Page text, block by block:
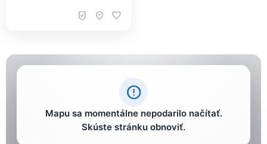
beenhere location_on favorite
error_outline
Mapu sa momentálne nepodarilo načítať.
Skúste stránku obnoviť.